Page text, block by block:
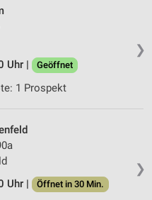
❯
Uhr |
Geöffnet
1 Prospekt
❯
Uhr |
Öffnet in 30 Min.